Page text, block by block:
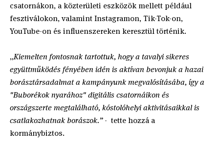
csatornákon, a közterületi eszközök mellett például
fesztiválokon, valamint Instagramon, Tik-Tok-on,
YouTube-on és influenszereken keresztül történik.
„Kiemelten fontosnak tartottuk, hogy a tavalyi sikeres
együttműködés fényében idén is aktívan bevonjuk a hazai
borásztársadalmat a kampányunk megvalósításába, így a
"Buborékok nyarához" digitális csatornáikon és
országszerte megtalálható, kóstolóhelyi aktivitásaikkal is
csatlakozhatnak borászok.”- tette hozzá a
kormánybiztos.